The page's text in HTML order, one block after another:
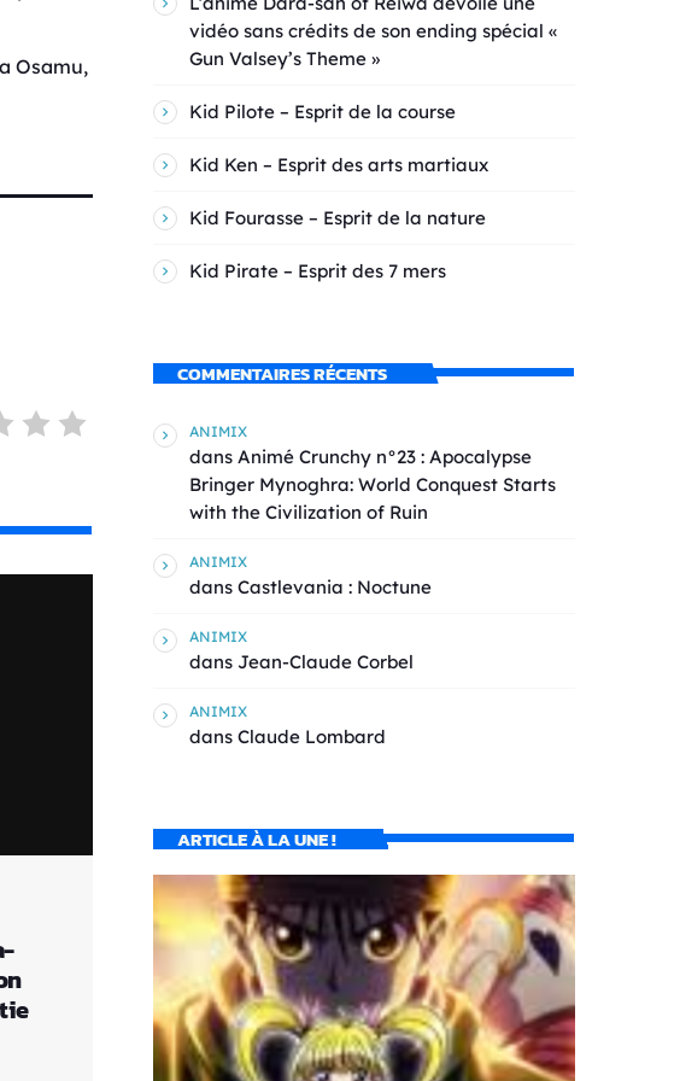
Osamu,
vidéo sans crédits de son ending spécial «
Gun Valsey’s Theme »
Kid Pilote – Esprit de la course
Kid Ken – Esprit des arts martiaux
Kid Fourasse – Esprit de la nature
Kid Pirate – Esprit des 7 mers
COMMENTAIRES RÉCENTS
ANIMIX
dans Animé Crunchy n°23 : Apocalypse
Bringer Mynoghra: World Conquest Starts
with the Civilization of Ruin
ANIMIX
dans Castlevania : Noctune
ANIMIX
dans Jean-Claude Corbel
ANIMIX
dans Claude Lombard
ARTICLE À LA UNE !